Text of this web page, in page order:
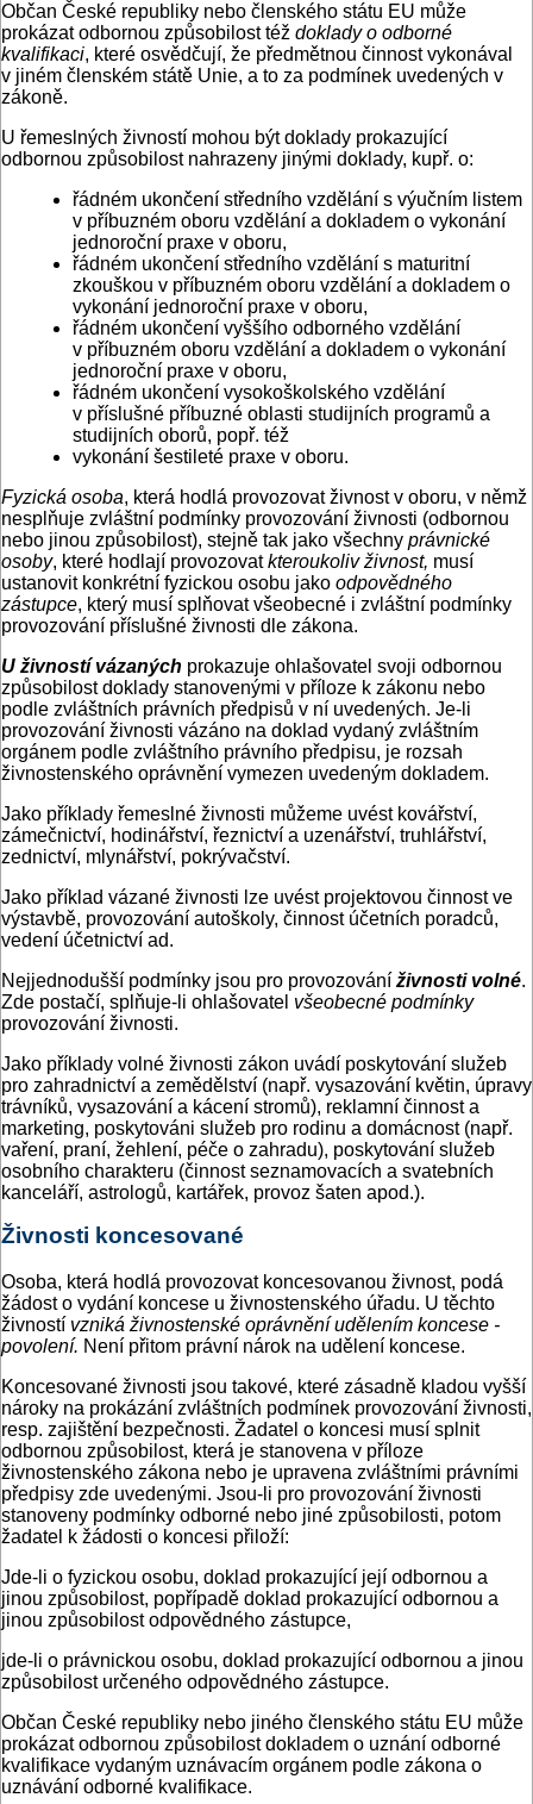
Občan České republiky nebo členského státu EU může
prokázat odbornou způsobilost též doklady o odborné
kvalifikaci, které osvědčují, že předmětnou činnost vykonával
v jiném členském státě Unie, a to za podmínek uvedených v
zákoně.
U řemeslných živností mohou být doklady prokazující
odbornou způsobilost nahrazeny jinými doklady, kupř. o:
řádném ukončení středního vzdělání s výučním listem
v příbuzném oboru vzdělání a dokladem o vykonání
jednoroční praxe v oboru,
řádném ukončení středního vzdělání s maturitní
zkouškou v příbuzném oboru vzdělání a dokladem o
vykonání jednoroční praxe v oboru,
řádném ukončení vyššího odborného vzdělání
v příbuzném oboru vzdělání a dokladem o vykonání
jednoroční praxe v oboru,
řádném ukončení vysokoškolského vzdělání
v příslušné příbuzné oblasti studijních programů a
studijních oborů, popř. též
vykonání šestileté praxe v oboru.
Fyzická osoba, která hodlá provozovat živnost v oboru, v němž
nesplňuje zvláštní podmínky provozování živnosti (odbornou
nebo jinou způsobilost), stejně tak jako všechny právnické
osoby, které hodlají provozovatkteroukoliv živnost, musí
ustanovit konkrétní fyzickou osobu jako odpovědného
zástupce, který musí splňovat všeobecné i zvláštní podmínky
provozování příslušné živnosti dle zákona.
U živností vázaných prokazuje ohlašovatel svoji odbornou
způsobilost doklady stanovenými v příloze k zákonu nebo
podle zvláštních právních předpisů v ní uvedených. Je-li
provozování živnosti vázáno na doklad vydaný zvláštním
orgánem podle zvláštního právního předpisu, je rozsah
živnostenského oprávnění vymezen uvedeným dokladem.
Jako příklady řemeslné živnosti můžeme uvést kovářství,
zámečnictví, hodinářství, řeznictví a uzenářství, truhlářství,
zednictví, mlynářství, pokrývačství.
Jako příklad vázané živnosti lze uvést projektovou činnost ve
výstavbě, provozování autoškoly, činnost účetních poradců,
vedení účetnictví ad.
Nejjednodušší podmínky jsou pro provozování živnosti volné.
Zde postačí, splňuje-li ohlašovatel všeobecné podmínky
provozování živnosti.
Jako příklady volné živnosti zákon uvádí poskytování služeb
pro zahradnictví a zemědělství (např. vysazování květin, úpravy
trávníků, vysazování a kácení stromů), reklamní činnost a
marketing, poskytováni služeb pro rodinu a domácnost (např.
vaření, praní, žehlení, péče o zahradu), poskytování služeb
osobního charakteru (činnost seznamovacích a svatebních
kanceláří, astrologů, kartářek, provoz šaten apod.).
Živnosti koncesované
Osoba, která hodlá provozovat koncesovanou živnost, podá
žádost o vydání koncese u živnostenského úřadu. U těchto
živností vzniká živnostenské oprávnění udělením koncese -
povolení. Není přitom právní nárok na udělení koncese.
Koncesované živnosti jsou takové, které zásadně kladou vyšší
nároky na prokázání zvláštních podmínek provozování živnosti,
resp. zajištění bezpečnosti. Žadatel o koncesi musí splnit
odbornou způsobilost, která je stanovena v příloze
živnostenského zákona nebo je upravena zvláštními právními
předpisy zde uvedenými. Jsou-li pro provozování živnosti
stanoveny podmínky odborné nebo jiné způsobilosti, potom
žadatel k žádosti o koncesi přiloží:
Jde-li o fyzickou osobu, doklad prokazující její odbornou a
jinou způsobilost, popřípadě doklad prokazující odbornou a
jinou způsobilost odpovědného zástupce,
jde-li o právnickou osobu, doklad prokazující odbornou a jinou
způsobilost určeného odpovědného zástupce.
Občan České republiky nebo jiného členského státu EU může
prokázat odbornou způsobilost dokladem o uznání odborné
kvalifikace vydaným uznávacím orgánem podle zákona o
uznávání odborné kvalifikace.